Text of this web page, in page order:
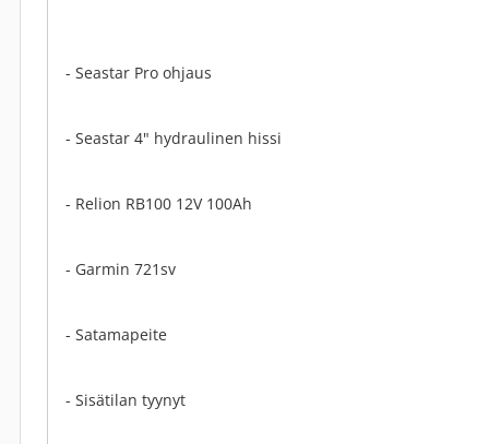
- Seastar Pro ohjaus
- Seastar 4" hydraulinen hissi
- Relion RB100 12V 100Ah
- Garmin 721sv
- Satamapeite
- Sisätilan tyynyt